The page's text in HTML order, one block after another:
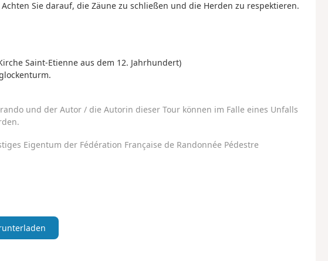
Sie darauf, die Zäune zu schließen und die Herden zu respektieren.
Saint-Etienne aus dem 12. Jahrhundert)
und der Autor / die Autorin dieser Tour können im Falle eines Unfalls
Eigentum der Fédération Française de Randonnée Pédestre